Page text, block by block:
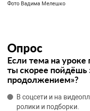
Фото Вадима Мелешко
Опрос
Если тема на уроке
ты скорее пойдёшь
продолжением»?
В соцсети и на
ролики и подборки.